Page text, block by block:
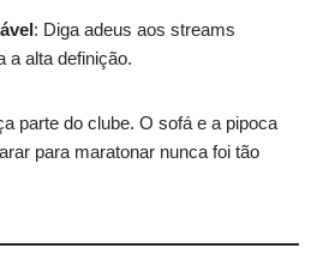
: Diga adeus aos streams
a alta definição.
parte do clube. O sofá e a pipoca
para maratonar nunca foi tão